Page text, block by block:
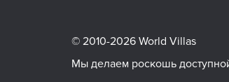
© 2010-2026 World Villas
Мы делаем роскошь